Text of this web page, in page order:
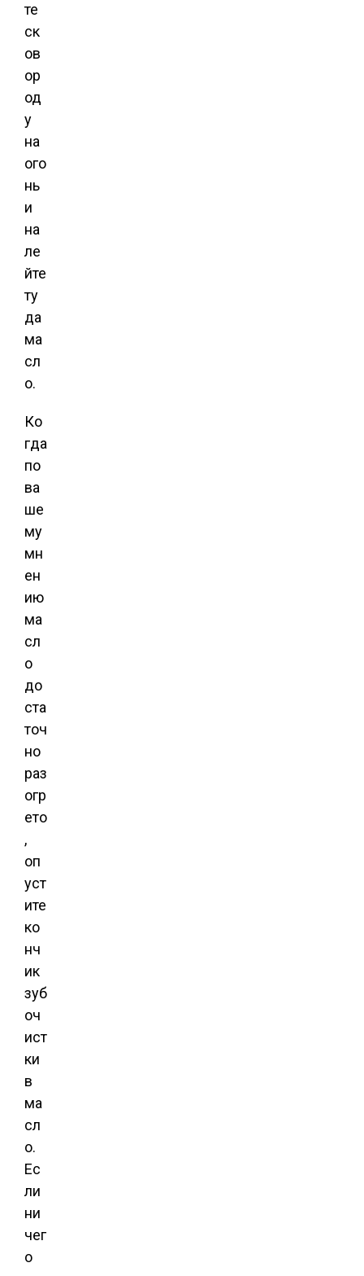
те
ск
ов
ор
од
у
на
ого
нь
и
на
ле
йте
ту
да
ма
сл
о.
Ко
гда
по
ва
ше
му
мн
ен
ию
ма
сл
о
до
ста
точ
но
раз
огр
ето
,
оп
уст
ите
ко
нч
ик
зуб
оч
ист
ки
в
ма
сл
о.
Ес
ли
ни
чег
о